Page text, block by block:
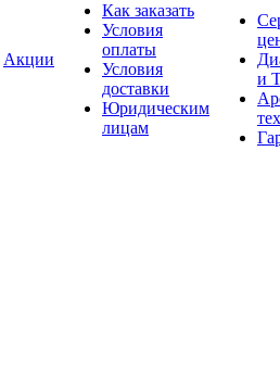
Акции
Как заказать
Условия
оплаты
Условия
доставки
Юридическим
лицам
и